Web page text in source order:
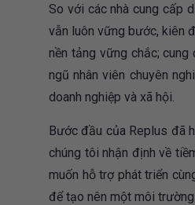
So với các nhà cung cấp
vẫn luôn vững bước, kiên
nền tảng vững chắc;
ngũ nhân viên chuyên
doanh nghiệp và xã hội.
Bước đầu của Replus đã
chúng tôi nhận định về
muốn hỗ trợ phát triển
để tạo nên một môi